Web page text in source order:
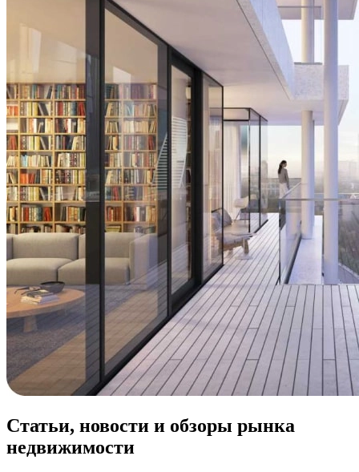
Статьи, новости и обзоры рынка
недвижимости